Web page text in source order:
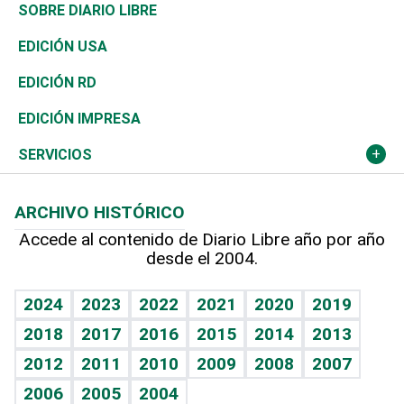
Reportajes
Asia
África
Ocenanía
Caribe
Resto del mundo
Consumo
Vivienda
Telecom.
Global y variable
Economía personal
Belleza
Buena Vida
Sociales
Novedades
Podcast Arte Libre
Hablando con el pediatra
Vida y familia
Eñe
Celebrando la vida
Golf
Ciclismo
Tenis
Olimpismo
Más deportes
Línea de hit
TBT Deportivo
De buena tinta
En Directo
El Espía
Noticiero Poteleche
Columnistas
Clima
Tecnología
Historia
Martes de tecnología
Cambio climático
Mundo
Economía
Revista
Deportes
Opinión
Hecho en casa
Guía del dinero
SOBRE DIARIO LIBRE
EDICIÓN USA
EDICIÓN RD
EDICIÓN IMPRESA
SERVICIOS
Cumpleaños
Horóscopos
Crucigramas
ARCHIVO HISTÓRICO
Accede al contenido de Diario Libre año por año
desde el 2004.
2024 2023 2022 2021 2020
2019
2018
2017 2016 2015 2014
2013
2012
2011 2010 2009 2008
2007
2006
2005 2004